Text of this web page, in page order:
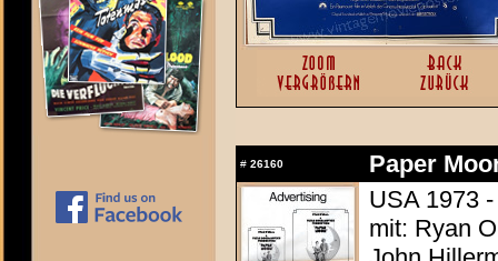
# 26160
Paper
USA 1973
mit: Ryan